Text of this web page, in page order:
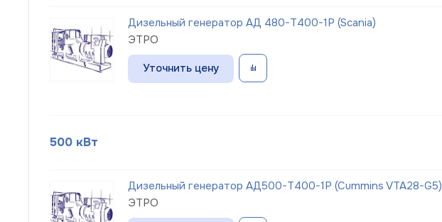
Дизельный генератор АД 480-Т400-1Р (Scania)
ЭТРО
Уточнить цену
500 кВт
Дизельный генератор АД500-Т400-1Р (Cummins VTA28-G5)
ЭТРО